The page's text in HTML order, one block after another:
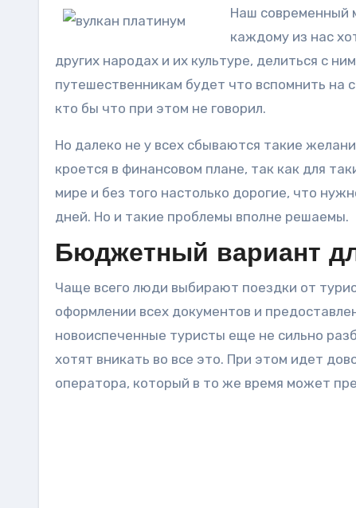
Наш современный
каждому из нас
других народах и их культуре, делиться с
путешественникам будет что вспомнить на
кто бы что при этом не говорил.
Но далеко не у всех сбываются такие
кроется в финансовом плане, так как для
мире и без того настолько дорогие, что
дней. Но и такие проблемы вполне решаемы.
Бюджетный вариант
Чаще всего люди выбирают поездки от
оформлении всех документов и
новоиспеченные туристы еще не сильно
хотят вникать во все это. При этом идет
оператора, который в то же время может